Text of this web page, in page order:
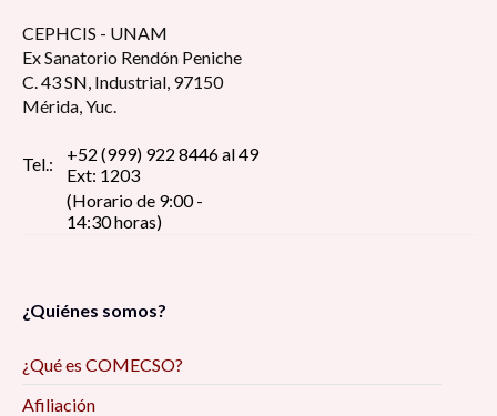
CEPHCIS - UNAM
Ex Sanatorio Rendón Peniche
C. 43 SN, Industrial, 97150
Mérida, Yuc.
Tel.:
+52 (999) 922 8446 al 49
Ext: 1203
(Horario de 9:00 -
14:30 horas)
¿Quiénes somos?
¿Qué es COMECSO?
Afiliación